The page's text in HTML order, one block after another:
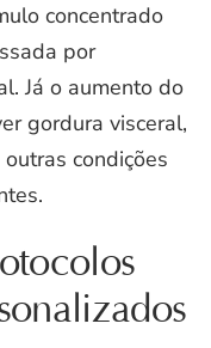
concentrado
por
Já o aumento do
gordura visceral,
condições